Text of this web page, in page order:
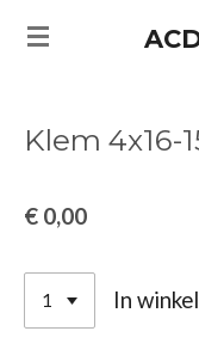
Ga
hoofdinhoud
Klem 4x16-
€ 0,00
In